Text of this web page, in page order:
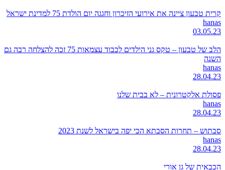
קרית טבעון ציינה את אירועי הזיכרון וחגגה יום הולדת 75 למדינת ישראל
hanas
03.05.23
הלב של טבעון – טקס גני הילדים לכבוד עצמאות 75 זכה להצלחה רבה גם
השנה
hanas
28.04.23
פסולת אלקטרונית – לא בבית שלנו
hanas
28.04.23
סבתוש – תחרות הסבתא הכי יפה בישראל לשנת 2023
hanas
28.04.23
הכבאית של גן אורי